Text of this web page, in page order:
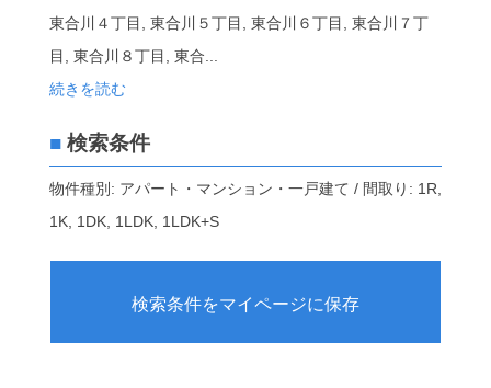
東合川４丁目, 東合川５丁目, 東合川６丁目, 東合川７丁
目, 東合川８丁目, 東合
続きを読む
■検索条件
物件種別: アパート・マンション・一戸建て / 間取り: 1R,
1K, 1DK, 1LDK, 1LDK+S
検索条件をマイページに保存